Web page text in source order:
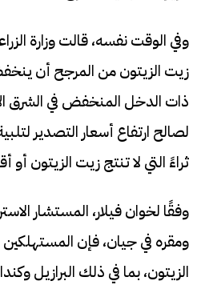
وفي الوقت نفسه، قالت وزارة
زيت الزيتون من المرجح أن
ذات الدخل المنخفض في الشرق
لصالح ارتفاع أسعار التصدير
ثراءً التي لا تنتج زيت الزيتون
وفقًا لخوان فيلار، المستشار
ومقره في جيان، فإن
الزيتون، بما في ذلك البرازيل